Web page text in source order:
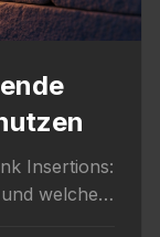
Insertions:
welche